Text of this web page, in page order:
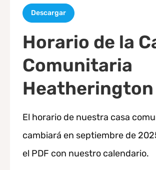
Descargar
Horario de la
Comunitaria
Heatherington
El horario de nuestra casa
cambiará en septiembre de
el PDF con nuestro calendario.